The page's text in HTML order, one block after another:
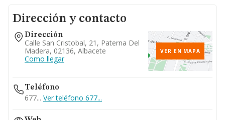
Dirección y contacto
Dirección
Calle San Cristobal, 21, Paterna Del
Madera, 02136, Albacete
Como llegar
VER EN MAPA
Teléfono
677... Ver teléfono 677...